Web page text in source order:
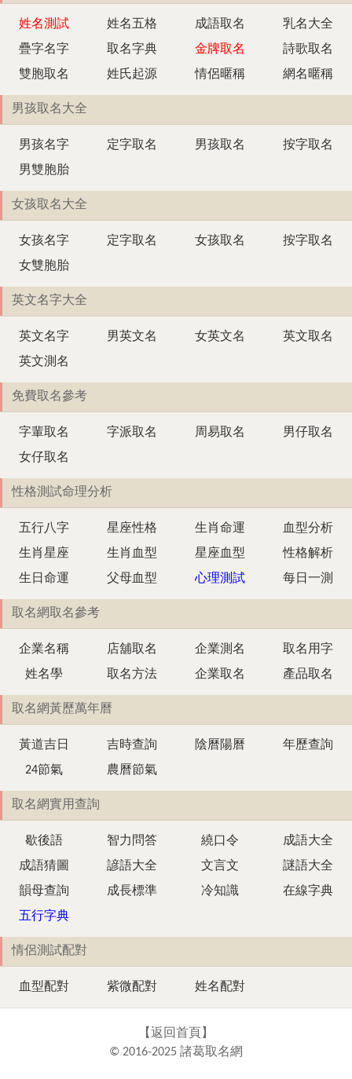
姓名測試 姓名五格 成語取名
乳名大全
疊字名字
取名字典 金牌取名
詩歌取名
雙胞取名
姓氏起源 情侶暱稱 網名暱稱
男孩取名大全
男孩名字 定字取名 男孩取名
按字取名
男雙胞胎
女孩取名大全
女孩名字 定字取名 女孩取名
按字取名
女雙胞胎
英文名字大全
英文名字 男英文名 女英文名
英文取名
英文測名
免費取名參考
字輩取名 字派取名 周易取名
男仔取名
女仔取名
性格測試命理分析
五行八字 星座性格 生肖命運
血型分析
生肖星座
生肖血型 星座血型
性格解析
生日命運
父母血型 心理測試 每日一測
取名網取名參考
企業名稱 店舖取名 企業測名
取名用字
姓名學
取名方法 企業取名 產品取名
取名網黃歷萬年曆
黃道吉日 吉時查詢 陰曆陽曆
年歷查詢
24節氣
農曆節氣
取名網實用查詢
歇後語 智力問答 繞口令
成語大全
成語猜圖
諺語大全 文言文
謎語大全
韻母查詢
成長標準 冷知識
在線字典
五行字典
情侶測試配對
血型配對 紫微配對 姓名配對
【返回首頁 】
© 2016-2025 諸葛取名網